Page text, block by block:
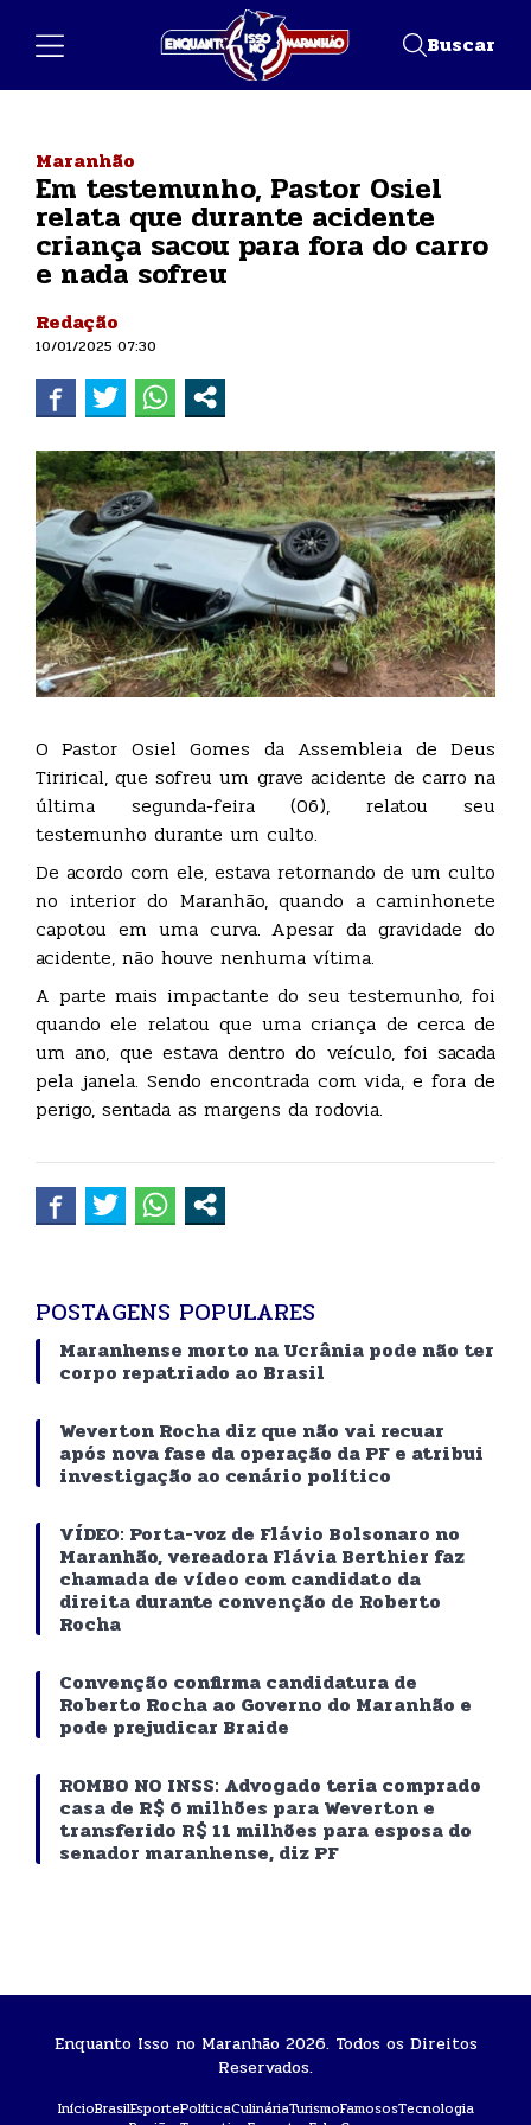
Buscar
Maranhão
Em testemunho, Pastor Osiel
relata que durante acidente
criança sacou para fora do carro
e nada sofreu
Redação
10/01/2025 07:30
O Pastor Osiel Gomes da Assembleia de Deus
Tirirical, que sofreu um grave acidente de carro na
última segunda-feira (06), relatou seu
testemunho durante um culto.
De acordo com ele, estava retornando de um culto
no interior do Maranhão, quando a caminhonete
capotou em uma curva. Apesar da gravidade do
acidente, não houve nenhuma vítima.
A parte mais impactante do seu testemunho, foi
quando ele relatou que uma criança de cerca de
um ano, que estava dentro do veículo, foi sacada
pela janela. Sendo encontrada com vida, e fora de
perigo, sentada as margens da rodovia.
POSTAGENS POPULARES
Maranhense morto na Ucrânia pode não ter
corpo repatriado ao Brasil
Weverton Rocha diz que não vai recuar
após nova fase da operação da PF e atribui
investigação ao cenário político
VÍDEO: Porta-voz de Flávio Bolsonaro no
Maranhão, vereadora Flávia Berthier faz
chamada de vídeo com candidato da
direita durante convenção de Roberto
Rocha
Convenção confirma candidatura de
Roberto Rocha ao Governo do Maranhão e
pode prejudicar Braide
ROMBO NO INSS: Advogado teria comprado
casa de R$ 6 milhões para Weverton e
transferido R$ 11 milhões para esposa do
senador maranhense, diz PF
Enquanto Isso no Maranhão 2026. Todos os Direitos
Reservados.
InícioBrasilEsportePolíticaCulináriaTurismoFamososTecnologia